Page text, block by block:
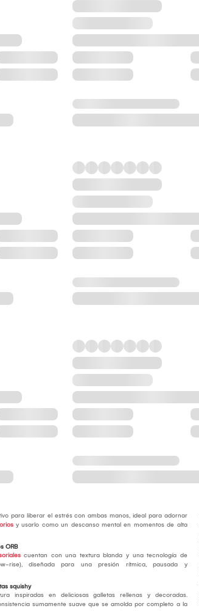
para liberar el estrés con ambas manos, ideal para adornar
y usarlo como un descanso mental en momentos de alta
ORB
cuentan con una textura blanda y una tecnología de
rise), diseñada para una presión rítmica, pausada y
squishy
inspiradas en deliciosas galletas rellenas y decoradas.
sumamente suave que se amolda por completo a la